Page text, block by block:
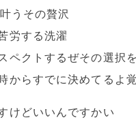
うその贅沢
労する洗濯
ペクトするぜその選択を
からすでに決めてるよ
けどいいんですかい